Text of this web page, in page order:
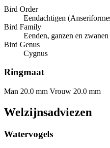
Bird Order
Eendachtigen
Bird Family
Eenden, ganzen en
Bird Genus
Cygnus
Ringmaat
Man 20.0 mm Vrouw 20.0 mm
Welzijnsadviezen
Watervogels